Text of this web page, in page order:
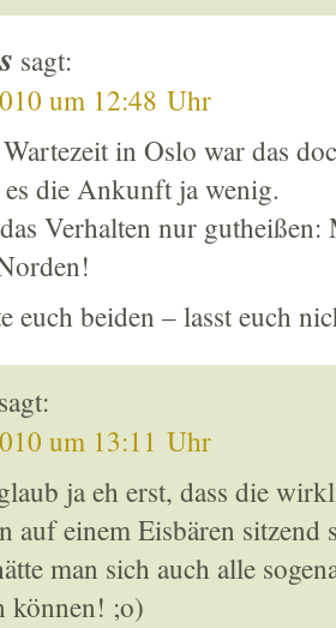
sagt:
um 12:48 Uhr
in Oslo war das
die Ankunft ja wenig.
Verhalten nur
euch beiden – lasst euch
sagt:
um 13:11 Uhr
ja eh erst, dass die
auf einem Eisbären sitzend
man sich auch alle
können! ;o)